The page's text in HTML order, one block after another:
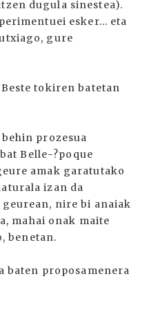
dugula sinestea).
esker... eta
gure
tokiren batetan
prozesua
Belle-?poque
amak garatutako
izan da
nire bi anaiak
mahai onak maite
benetan.
baten proposamenera